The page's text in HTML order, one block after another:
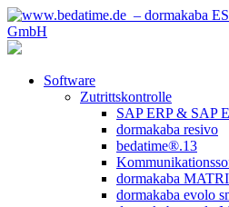
Software
Zutrittskontrolle
SAP ERP & SAP
dormakaba resivo
bedatime®.13
dormakaba
dormakaba evolo